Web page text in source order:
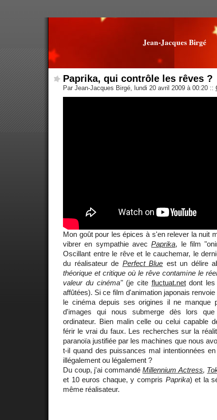
Jean-Jacques Birgé
Paprika, qui contrôle les rêves ?
Par Jean-Jacques Birgé, lundi 20 avril 2009 à 00:20 ::
Mon goût pour les épices à s'en relever la nuit
vibrer en sympathie avecPaprika, le film
Oscillant entre le rêve et le cauchemar, le
du réalisateur de Perfect Blue est un délire
théorique et critique où le rêve contamine le
valeur du cinéma"(je cite fluctuat.netdont les
affûtées). Si ce film d'animation japonais
le cinéma depuis ses origines il ne manque
d'images qui nous submerge dès lors
ordinateur. Bien malin celle ou celui capable
férir le vrai du faux. Les recherches sur la
paranoïa justifiée par les machines que nous
t-il quand des puissances mal intentionnées
illégalement ou légalement ?
Du coup, j'ai commandéMillennium Actress,
et 10 euros chaque, y compris Paprika) et la
même réalisateur.